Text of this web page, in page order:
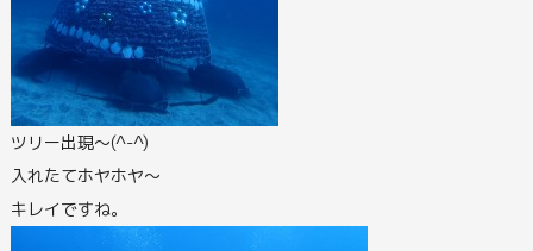
ツリー出現～(^-^)
入れたてホヤホヤ～
キレイですね。